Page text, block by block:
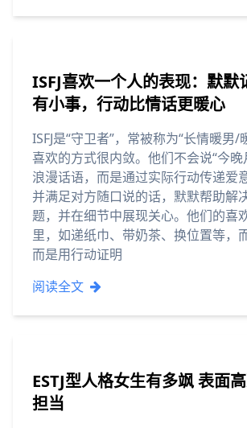
ISFJ喜欢一个人的表现：默默
有小事，行动比情话更暖心
ISFJ是“守卫者”，常被称为“长情暖男/
喜欢的方式很内敛。他们不会说“今晚
浪漫话语，而是通过实际行动传递爱
并满足对方随口说的话，默默帮助解
题，并在细节中展现关心。他们的喜
里，如递纸巾、带奶茶、换位置等，
而是用行动证明
阅读全文
ESTJ型人格女生有多飒 表面
担当